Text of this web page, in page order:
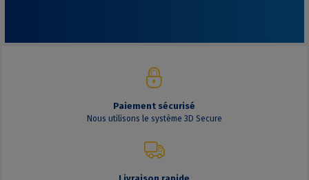
Paiement sécurisé
Nous utilisons le système 3D Secure